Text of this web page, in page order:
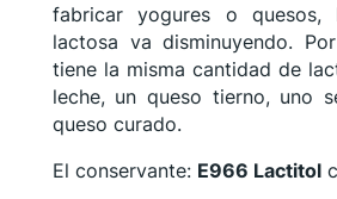
fabricar yogures o
lactosa va disminuyendo.
tiene la misma cantidad de
leche, un queso tierno, uno
queso curado.
El conservante: E966 Lactitol